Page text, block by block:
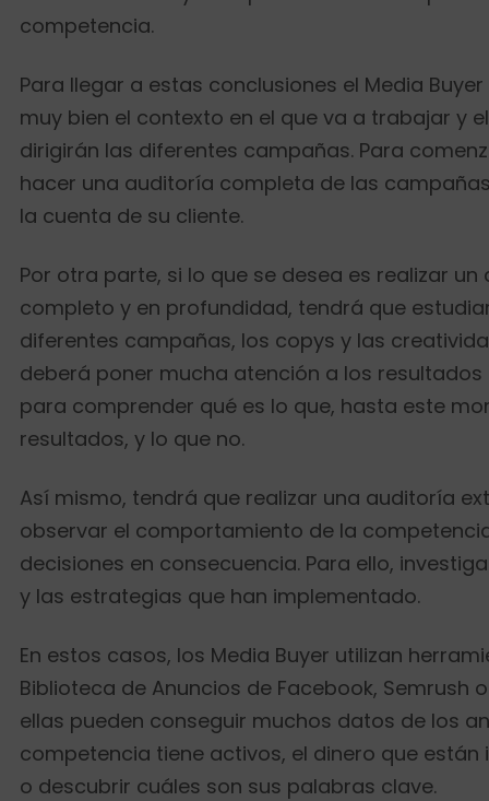
competencia.
Para llegar a estas conclusiones el Media
muy bien el contexto en el que va a trabajar y
dirigirán las diferentes campañas. Para
hacer una auditoría completa de las
la cuenta de su cliente.
Por otra parte, si lo que se desea es realizar un
completo y en profundidad, tendrá que
diferentes campañas, los copys y las
deberá poner mucha atención a los
para comprender qué es lo que, hasta este
resultados, y lo que no.
Así mismo, tendrá que realizar una auditoría
observar el comportamiento de la
decisiones en consecuencia. Para ello,
y las estrategias que han implementado.
En estos casos, los Media Buyer utilizan
Biblioteca de Anuncios de Facebook, Semrush
ellas pueden conseguir muchos datos de los
competencia tiene activos, el dinero que están
o descubrir cuáles son sus palabras clave.